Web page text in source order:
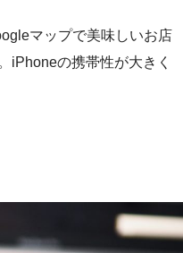
マップで美味しいお店
iPhoneの携帯性が大きく